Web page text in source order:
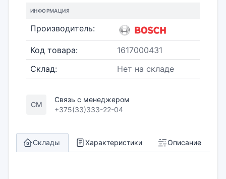
ИНФОРМАЦИЯ
Производитель:
Код товара:
1617000431
Склад:
Нет на складе
СМ
Связь с менеджером
+375(33)333-22-04
Склады Характеристики Описание